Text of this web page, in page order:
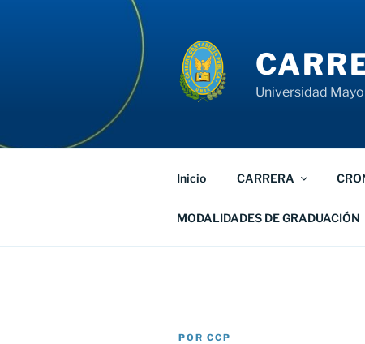
Universidad
Inicio CARRERA
MODALIDADES DE GRADUACIÓN
PUBLICADO
POR CCP